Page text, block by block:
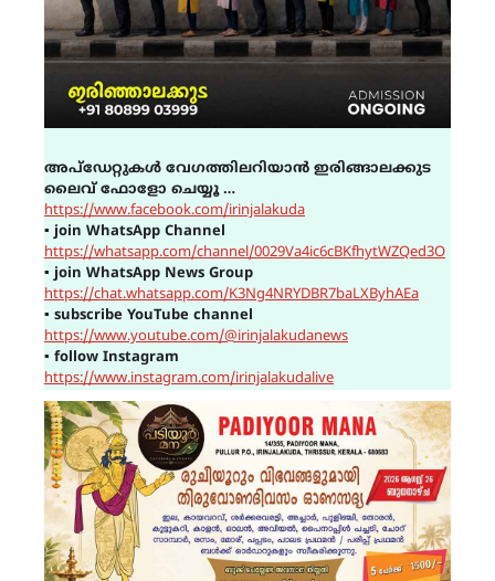
അപ്ഡേറ്റുകൾ വേഗത്തിലറിയാൻ ഇരിങ്ങാലക്കുട
ലൈവ് ഫോളോ ചെയ്യൂ …
https://www.facebook.com/irinjalakuda
▪ join WhatsApp Channel
https://whatsapp.com/channel/0029Va4ic6cBKfhytWZQed3O
▪ join WhatsApp News Group
https://chat.whatsapp.com/K3Ng4NRYDBR7baLXByhAEa
▪ subscribe YouTube channel
https://www.youtube.com/@irinjalakudanews
▪ follow Instagram
https://www.instagram.com/irinjalakudalive